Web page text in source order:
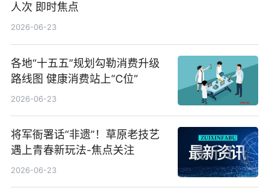
人次 即时焦点
2026-06-23
各地“十五五”规划勾勒消费升级
路线图 健康消费站上“C位”
2026-06-23
将军衙署话“非遗”！草原老技艺
遇上青春新玩法-焦点关注
2026-06-23